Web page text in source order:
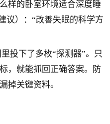
样的卧室环境适合深度睡
议）：“改善失眠的科学方
投下了多枚“探测器”。只
，就能抓回正确答案。防
掉关键资料。